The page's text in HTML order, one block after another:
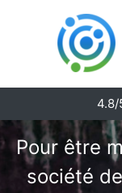
4.8/
Pour être
société